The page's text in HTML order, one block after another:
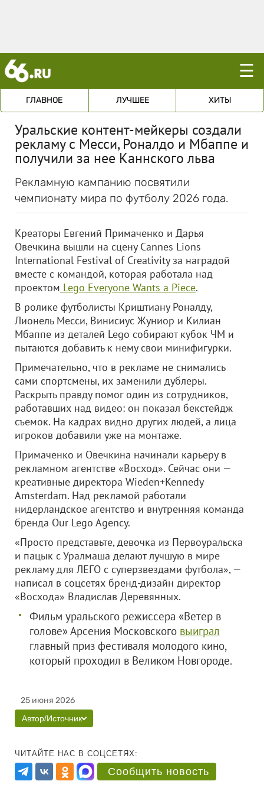
☰
ГЛАВНОЕ ЛУЧШЕЕ ХИТЫ
Уральские контент-мейкеры создали
рекламу с Месси, Роналдо и Мбаппе и
получили за нее Каннского льва
Рекламную кампанию посвятили
чемпионату мира по футболу 2026 года.
Креаторы Евгений Примаченко и Дарья
Овечкина вышли на сцену Cannes Lions
International Festival of Creativity за наградой
вместе с командой, которая работала над
проектом Lego Everyone Wants a Piece.
В ролике футболисты Криштиану Роналду,
Лионель Месси, Винисиус Жуниор и Килиан
Мбаппе из деталей Lego собирают кубок ЧМ и
пытаются добавить к нему свои минифигурки.
Примечательно, что в рекламе не снимались
сами спортсмены, их заменили дублеры.
Раскрыть правду помог один из сотрудников,
работавших над видео: он показал бекстейдж
съемок. На кадрах видно других людей, а лица
игроков добавили уже на монтаже.
Примаченко и Овечкина начинали карьеру в
рекламном агентстве «Восход». Сейчас они —
креативные директора Wieden+Kennedy
Amsterdam. Над рекламой работали
нидерландское агентство и внутренняя команда
бренда Our Lego Agency.
«Просто представьте, девочка из Первоуральска
и пацык с Уралмаша делают лучшую в мире
рекламу для ЛЕГО с суперзвездами футбола», —
написал в соцсетях бренд-дизайн директор
«Восхода» Владислав Деревянных.
Фильм уральского режиссера «Ветер в
голове» Арсения Московского выиграл
главный приз фестиваля молодого кино,
который проходил в Великом Новгороде.
25 июня 2026
Автор/Источник
ЧИТАЙТЕ НАС В СОЦСЕТЯХ:
Сообщить новость